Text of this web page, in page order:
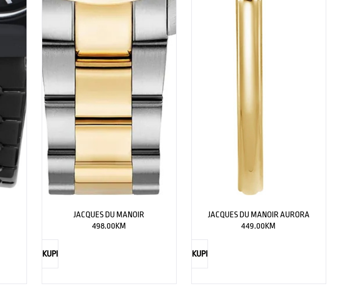
JACQUES DU MANOIR
498.00KM
KUPI
JACQUES DU MANOIR AURORA
449.00KM
KUPI